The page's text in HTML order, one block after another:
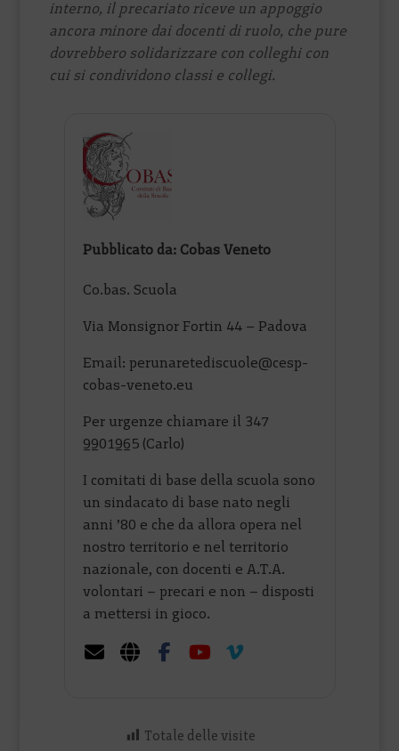
interno, il precariato riceve un appoggio
ancora minore dai docenti di ruolo, che pure
dovrebbero solidarizzare con colleghi con
cui si condividono classi e collegi.
Pubblicato da: Cobas Veneto
Co.bas. Scuola
Via Monsignor Fortin 44 – Padova
Email: perunaretediscuole@cesp-
cobas-veneto.eu
Per urgenze chiamare il 347
9901965 (Carlo)
I comitati di base della scuola sono
un sindacato di base nato negli
anni ’80 e che da allora opera nel
nostro territorio e nel territorio
nazionale, con docenti e A.T.A.
volontari – precari e non – disposti
a mettersi in gioco.
Totale delle visite